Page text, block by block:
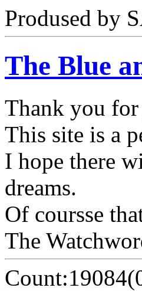
Prodused by
The Blue
Thank you
This site is a
I hope there
dreams.
Of coursse
The